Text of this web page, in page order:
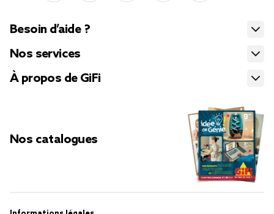
Besoin d’aide ?
Nos services
À propos de GiFi
Nos catalogues